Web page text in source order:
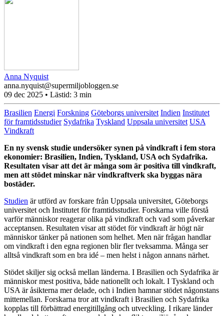
Anna Nyquist
anna.nyquist@supermiljobloggen.se
09 dec 2025 • Lästid: 3 min
Brasilien Energi Forskning Göteborgs universitet Indien Institutet
för framtidsstudier Sydafrika Tyskland Uppsala universitet USA
Vindkraft
En ny svensk studie undersöker synen på vindkraft i fem stora
ekonomier: Brasilien, Indien, Tyskland, USA och Sydafrika.
Resultaten visar att det är många som är positiva till vindkraft,
men att stödet minskar när vindkraftverk ska byggas nära
bostäder.
Studien är utförd av forskare från Uppsala universitet, Göteborgs
universitet och Institutet för framtidsstudier. Forskarna ville förstå
varför människor reagerar olika på vindkraft och vad som påverkar
acceptansen. Resultaten visar att stödet för vindkraft är högt när
människor tänker på nationen som helhet. Men när frågan handlar
om vindkraft i den egna regionen blir fler tveksamma. Många ser
alltså vindkraft som en bra idé – men helst i någon annans närhet.
Stödet skiljer sig också mellan länderna. I Brasilien och Sydafrika är
människor mest positiva, både nationellt och lokalt. I Tyskland och
USA är åsikterna mer delade, och i Indien hamnar stödet någonstans
mittemellan. Forskarna tror att vindkraft i Brasilien och Sydafrika
kopplas till förbättrad energitillgång och utveckling. I rikare länder